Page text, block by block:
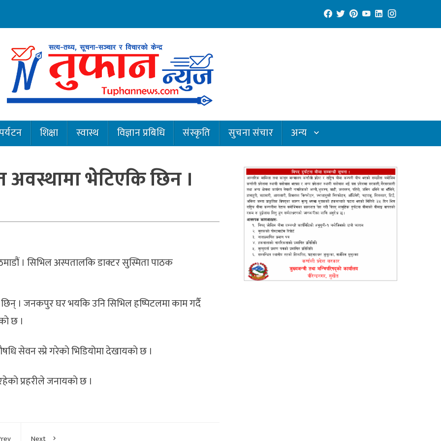
शिक्षा स्वास्थ विज्ञान प्रबिधि संस्कृति सुचना संचार अन्य
भेटिएकि छिन ।
। सिभिल अस्पतालकि डाक्टर सुस्मिता पाठक
। जनकपुर घर भयकि उनि सिभिल हष्पिटलमा काम गर्दै
छ ।
सेवन स्प्रे गरेकाे भिडियोमा देखायकाे छ ।
प्रहरीले जनायकाे छ ।